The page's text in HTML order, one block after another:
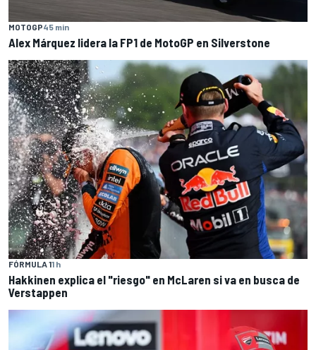
MOTOGP45 min
Alex Márquez lidera la FP1 de MotoGP en Silverstone
FÓRMULA 11 h
Hakkinen explica el "riesgo" en McLaren si va en busca de
Verstappen